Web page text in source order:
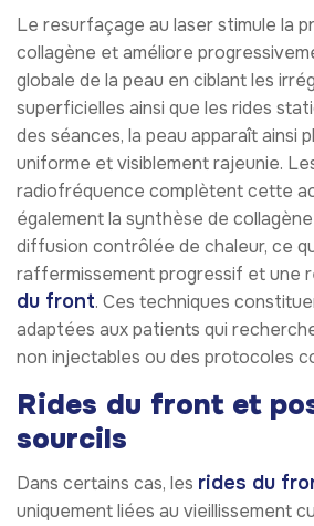
Le resurfaçage au laser stimule la
collagène et améliore
globale de la peau en ciblant les
superficielles ainsi que les rides
des séances, la peau apparaît ainsi
uniforme et visiblement rajeunie.
radiofréquence complètent cette
également la synthèse de
diffusion contrôlée de chaleur, ce
raffermissement progressif et une
du front. Ces techniques
adaptées aux patients qui
non injectables ou des protocoles
Rides du front et
sourcils
Dans certains cas, les rides du
uniquement liées au vieillissement